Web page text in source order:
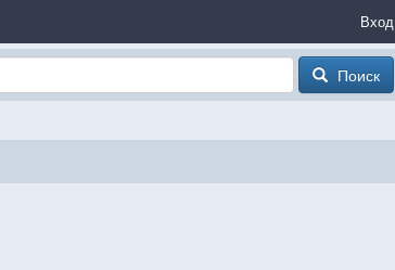
Вход
Поиск